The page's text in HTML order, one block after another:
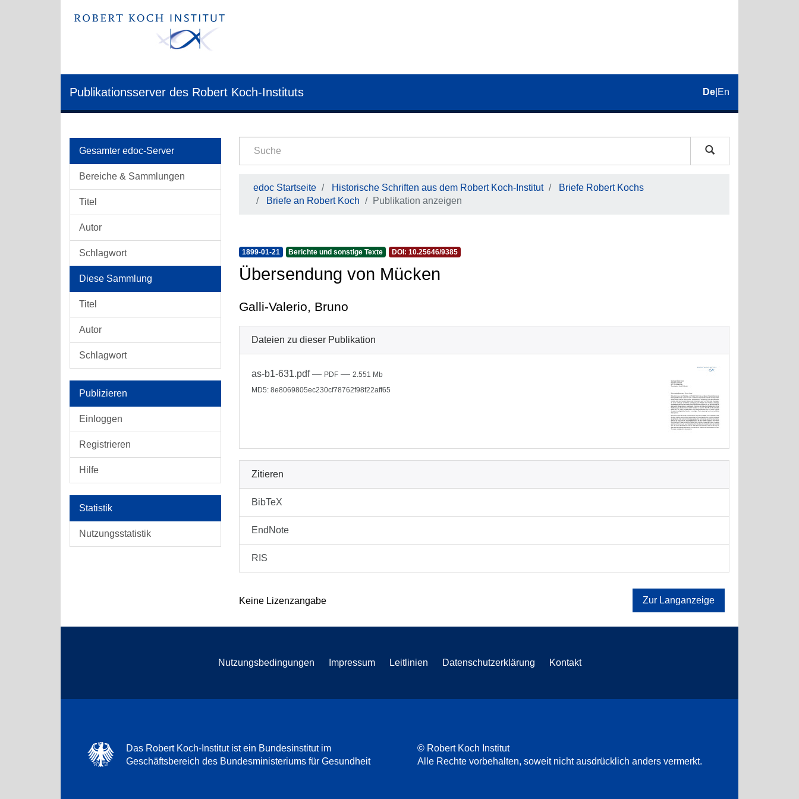
Publikationsserver des Robert Koch-Instituts De En
Gesamter edoc-Server
Bereiche & Sammlungen
Titel
Autor
Schlagwort
Diese Sammlung
Titel
Autor
Schlagwort
Publizieren
Einloggen
Registrieren
Hilfe
Statistik
Nutzungsstatistik
edoc Startseite Historische Schriften aus dem Robert Koch-Institut
Briefe Robert Kochs
Briefe an Robert Koch
Publikation anzeigen
1899-01-21 Berichte und sonstige Texte DOI: 10.25646/9385
Übersendung von Mücken
Galli-Valerio, Bruno
Dateien zu dieser Publikation
as-b1-631.pdf— PDF — 2.551 Mb
MD5: 8e8069805ec230cf78762f98f22aff65
Zitieren
BibTeX
EndNote
RIS
Keine Lizenzangabe Zur Langanzeige
Nutzungsbedingungen Impressum Leitlinien Datenschutzerklärung Kontakt
Das Robert Koch-Institut ist ein Bundesinstitut im
Geschäftsbereich des Bundesministeriums für Gesundheit
© Robert Koch Institut
Alle Rechte vorbehalten, soweit nicht ausdrücklich anders vermerkt.